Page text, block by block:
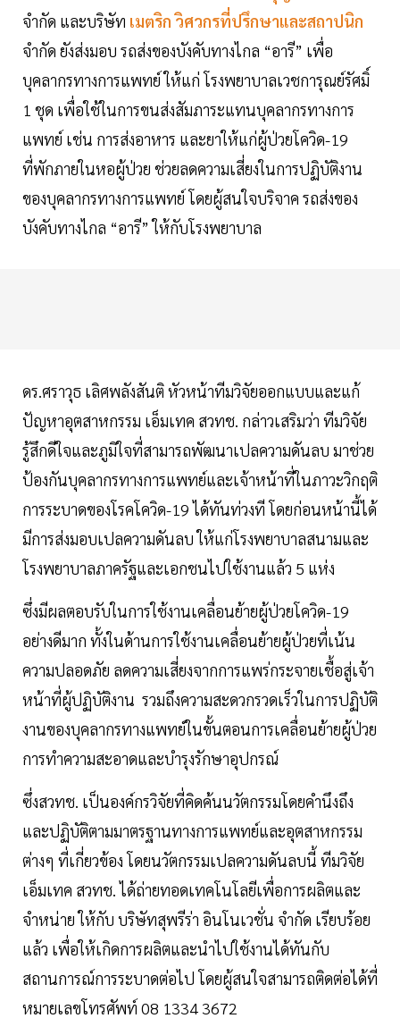
จำกัด และบริษัท เมตริก วิศวกรที่ปรึกษาและสถาปนิก
จำกัด ยังส่งมอบ รถส่งของบังคับทางไกล “อารี” เพื่อ
บุคลากรทางการแพทย์ ให้แก่ โรงพยาบาลเวชการุณย์รัศมิ์
1 ชุด เพื่อใช้ในการขนส่งสัมภาระแทนบุคลากรทางการ
แพทย์ เช่น การส่งอาหาร และยาให้แก่ผู้ป่วยโควิด-19
ที่พักภายในหอผู้ป่วย ช่วยลดความเสี่ยงในการปฏิบัติงาน
ของบุคลากรทางการแพทย์ โดยผู้สนใจบริจาค รถส่งของ
บังคับทางไกล “อารี” ให้กับโรงพยาบาล
ดร.ศราวุธ เลิศพลังสันติ หัวหน้าทีมวิจัยออกแบบและแก้
ปัญหาอุตสาหกรรม เอ็มเทค สวทช. กล่าวเสริมว่า ทีมวิจัย
รู้สึกดีใจและภูมิใจที่สามารถพัฒนาเปลความดันลบ มาช่วย
ป้องกันบุคลากรทางการแพทย์และเจ้าหน้าที่ในภาวะวิกฤติ
การระบาดของโรคโควิด-19 ได้ทันท่วงที โดยก่อนหน้านี้ได้
มีการส่งมอบเปลความดันลบ ให้แก่โรงพยาบาลสนามและ
โรงพยาบาลภาครัฐและเอกชนไปใช้งานแล้ว 5 แห่ง
ซึ่งมีผลตอบรับในการใช้งานเคลื่อนย้ายผู้ป่วยโควิด-19
อย่างดีมาก ทั้งในด้านการใช้งานเคลื่อนย้ายผู้ป่วยที่เน้น
ความปลอดภัย ลดความเสี่ยงจากการแพร่กระจายเชื้อสู่เจ้า
หน้าที่ผู้ปฏิบัติงาน รวมถึงความสะดวกรวดเร็วในการปฏิบัติ
งานของบุคลากรทางแพทย์ในขั้นตอนการเคลื่อนย้ายผู้ป่วย
การทำความสะอาดและบำรุงรักษาอุปกรณ์
ซึ่งสวทช. เป็นองค์กรวิจัยที่คิดค้นนวัตกรรมโดยคำนึงถึง
และปฏิบัติตามมาตรฐานทางการแพทย์และอุตสาหกรรม
ต่างๆ ที่เกี่ยวข้อง โดยนวัตกรรมเปลความดันลบนี้ ทีมวิจัย
เอ็มเทค สวทช. ได้ถ่ายทอดเทคโนโลยีเพื่อการผลิตและ
จำหน่าย ให้กับ บริษัทสุพรีร่า อินโนเวชั่น จำกัด เรียบร้อย
แล้ว เพื่อให้เกิดการผลิตและนำไปใช้งานได้ทันกับ
สถานการณ์การระบาดต่อไป โดยผู้สนใจสามารถติดต่อได้ที่
หมายเลขโทรศัพท์ 08 1334 3672